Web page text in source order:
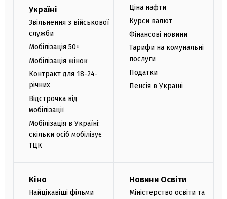
Україні
Звільнення з військової
служби
Мобілізація 50+
Мобілізація жінок
Контракт для 18-24-
річних
Відстрочка від
мобілізації
Мобілізація в Україні:
скільки осіб мобілізує
ТЦК
Ціна нафти
Курси валют
Фінансові новини
Тарифи на комунальні
послуги
Податки
Пенсія в Україні
Кіно
Найцікавіші фільми
Новини Освіти
Міністерство освіти та